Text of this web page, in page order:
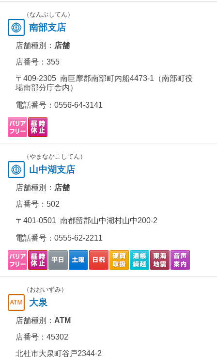
（なんぶしてん）
南部支店
店舗種別： 店舗
店番号：355
〒409-2305 南巨摩郡南部町内船4473-1（南部町役
場南部分庁舎内）
電話番号： 0556-64-3141
（やまなかこしてん）
山中湖支店
店舗種別： 店舗
店番号：502
〒401-0501 南都留郡山中湖村山中200-2
電話番号： 0555-62-2211
（おおいずみ）
大泉
店舗種別： ATM
店番号：45302
北杜市大泉町谷戸2344-2